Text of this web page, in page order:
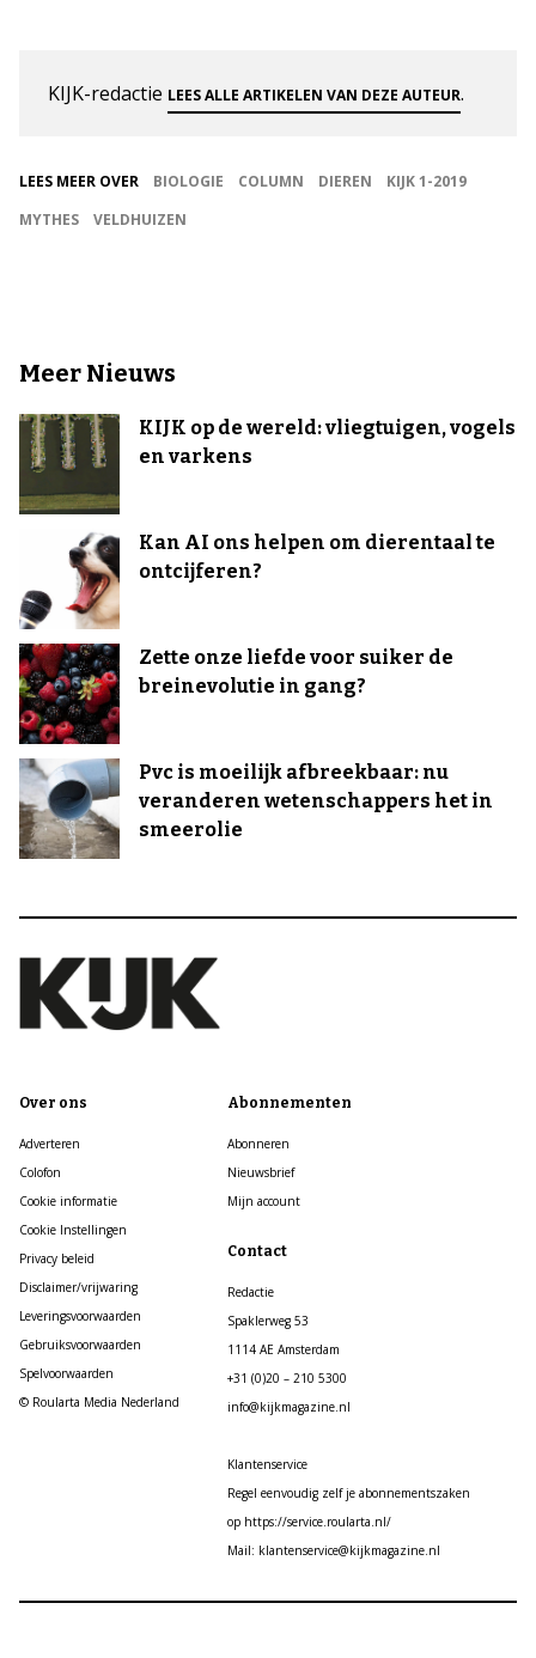
KIJK-redactie LEES ALLE ARTIKELEN VAN DEZE AUTEUR.
LEES MEER OVER BIOLOGIE COLUMN DIEREN
KIJK 1-2019
MYTHES
VELDHUIZEN
Meer Nieuws
KIJK op de wereld: vliegtuigen, vogels
en varkens
Kan AI ons helpen om dierentaal te
ontcijferen?
Zette onze liefde voor suiker de
breinevolutie in gang?
Pvc is moeilijk afbreekbaar: nu
veranderen wetenschappers het in
smeerolie
Over ons
Adverteren
Colofon
Cookie informatie
Cookie Instellingen
Privacy beleid
Disclaimer/vrijwaring
Leveringsvoorwaarden
Gebruiksvoorwaarden
Spelvoorwaarden
© Roularta Media Nederland
Abonnementen
Abonneren
Nieuwsbrief
Mijn account
Contact
Redactie
Spaklerweg 53
1114 AE Amsterdam
+31 (0)20 – 210 5300
info@kijkmagazine.nl
Klantenservice
Regel eenvoudig zelf je abonnementszaken
op https://service.roularta.nl/
Mail: klantenservice@kijkmagazine.nl